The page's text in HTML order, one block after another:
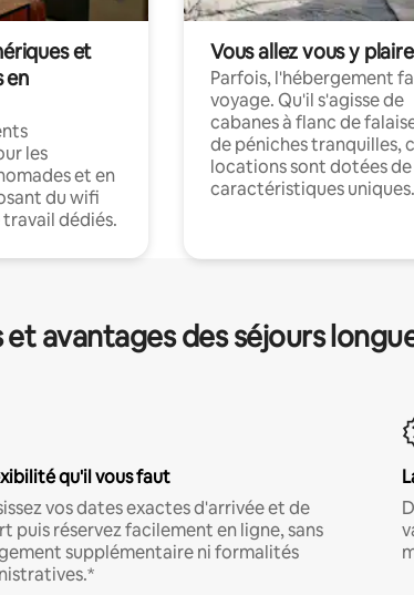
et
en
les
et en
du wifi
dédiés.
Vous allez vous y plaire
Parfois, l'hébergement
voyage. Qu'il s'agisse de
cabanes à flanc de
de péniches tranquilles,
locations sont dotées de
caractéristiques uniques.
avantages des séjours
qu'il vous faut
vos dates exactes d'arrivée et de
puis réservez facilement en ligne, sans
supplémentaire ni formalités